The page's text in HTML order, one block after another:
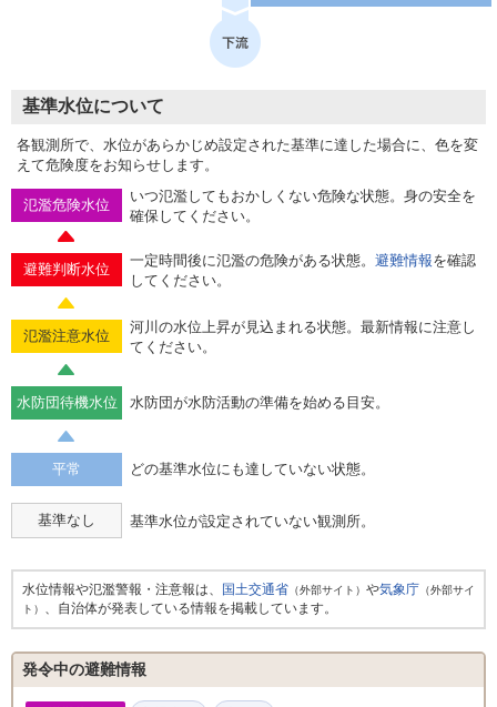
基準水位について
各観測所で、水位があらかじめ設定された基準に達した場合に、色を変
えて危険度をお知らせします。
氾濫危険水位
いつ氾濫してもおかしくない危険な状態。身の安全を
確保してください。
避難判断水位
一定時間後に氾濫の危険がある状態。 避難情報を確認
してください。
氾濫注意水位
河川の水位上昇が見込まれる状態。最新情報に注意し
てください。
水防団待機水位 水防団が水防活動の準備を始める目安。
平常 どの基準水位にも達していない状態。
基準なし 基準水位が設定されていない観測所。
水位情報や氾濫警報・注意報は、 国土交通省 （外部サイト） や気象庁 （外部サイ
ト） 、自治体が発表している情報を掲載しています。
発令中の避難情報